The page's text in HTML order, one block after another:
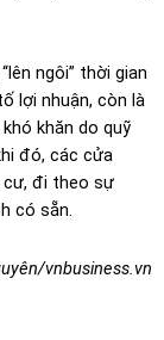
ngôi” thời gian
lợi nhuận, còn là
khăn do quỹ
đó, các cửa
cư, đi theo sự
có sẵn.
vnbusiness.vn